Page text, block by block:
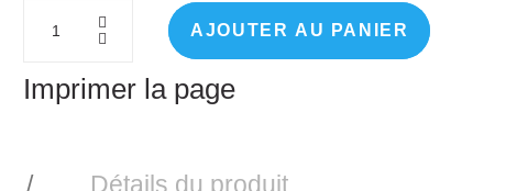
AJOUTER AU PANIER
Imprimer la page
Détails du produit